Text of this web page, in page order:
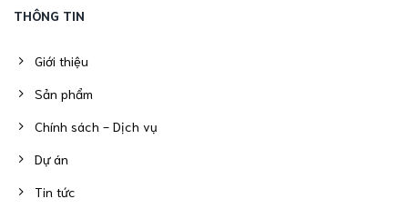
THÔNG TIN
Giới thiệu
Sản phẩm
Chính sách - Dịch vụ
Dự án
Tin tức